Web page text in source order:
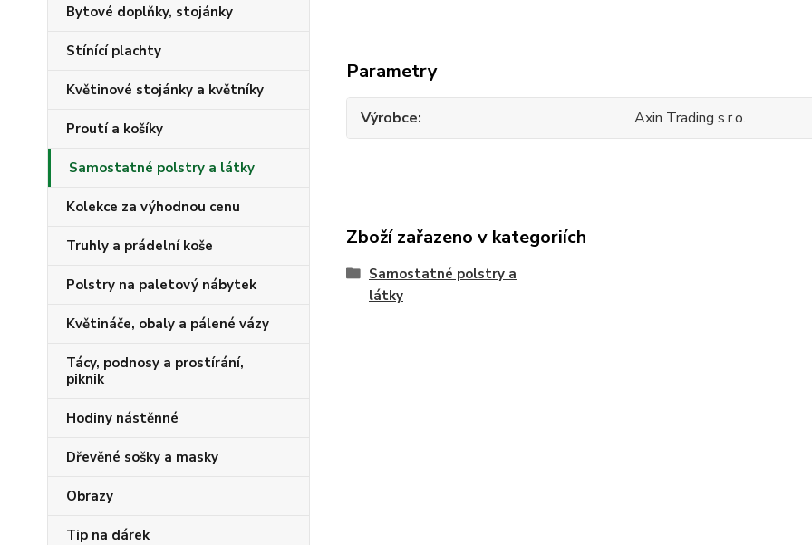
Bytové doplňky, stojánky
Stínící plachty
Květinové stojánky a květníky
Proutí a košíky
Samostatné polstry a látky
Kolekce za výhodnou cenu
Truhly a prádelní koše
Polstry na paletový nábytek
Květináče, obaly a pálené vázy
Tácy, podnosy a prostírání,
piknik
Hodiny nástěnné
Dřevěné sošky a masky
Obrazy
Tip na dárek
Parametry
Výrobce Axin Trading s.r.o.
Zboží zařazeno v kategoriích
Samostatné polstry a
látky